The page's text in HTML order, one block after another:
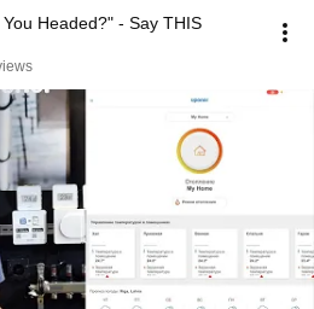
Headed?" - Say THIS